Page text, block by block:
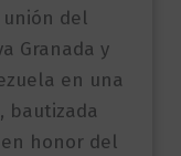
del
Granada y
en una
bautizada
honor del